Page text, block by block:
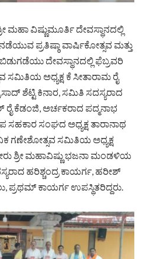
ಮಹಾ ವಿಷ್ಣುಮೂರ್ತಿ ದೇವಸ್ಥಾನದಲ್ಲಿ
ಪ್ರತಿಷ್ಠಾ ವಾರ್ಷಿಕೋತ್ಸವ ಮತ್ತು
ದೇವಸ್ಥಾನದಲ್ಲಿ ಫೆಬ್ರವರಿ
ಸಮಿತಿಯ ಅಧ್ಯಕ್ಷ ಕೆ ಸೀತಾರಾಮ ರೈ
ಶೆಟ್ಟಿ ಕಿನಾರ, ಸಮಿತಿ ಸದಸ್ಯರಾದ
ಕೆಡಂಜಿ, ಅರ್ಚಕರಾದ ಪದ್ಮನಾಭ
ಸಹಕಾರ ಸಂಘದ ಅಧ್ಯಕ್ಷ ತಾರಾನಾಥ
ಗಣೇಶೋತ್ಸವ ಸಮಿತಿಯ ಅಧ್ಯಕ್ಷ
ಶ್ರೀ ಮಹಾವಿಷ್ಣು ಭಜನಾ ಮಂಡಳಿಯ
ಹರಿಶ್ಚಂದ್ರ ಕಾಯರ್ಗ, ಹರೀಶ್
ಪ್ರಥಮ್ ಕಾಯರ್ಗ ಉಪಸ್ಥಿತರಿದ್ದರು.